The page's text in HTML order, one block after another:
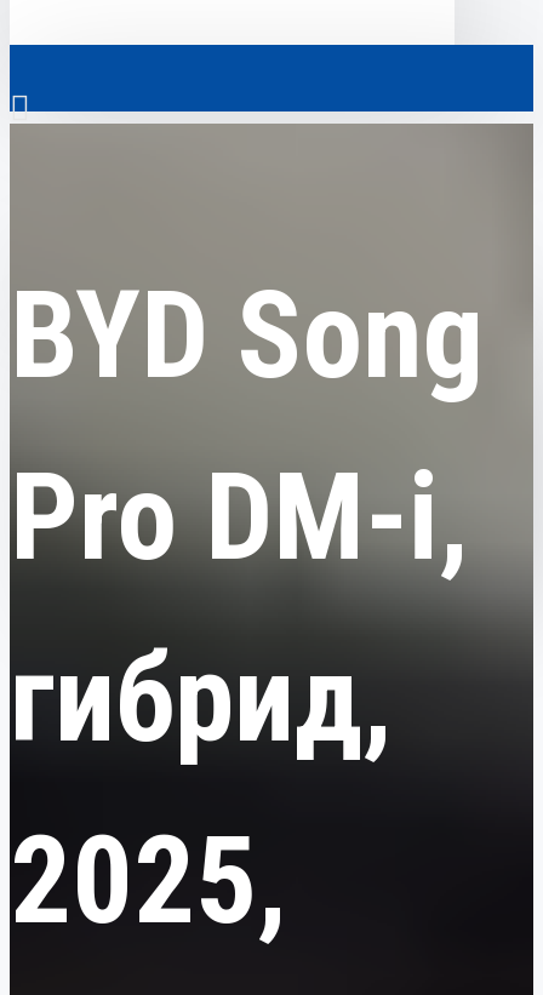
Везде
Электромобили
Авто с пробегом
Аксессуары
0
Ваш кошик порожній!
BYD Song
Pro DM-i,
гибрид,
2025,